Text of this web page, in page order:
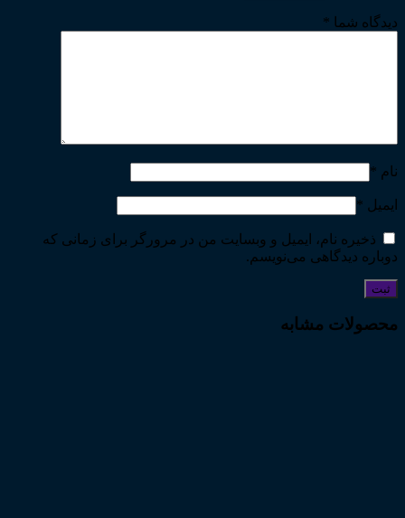
دیدگاه شما *
نام *
ایمیل *
ذخیره نام، ایمیل و وبسایت من در مرورگر برای زمانی که
دوباره دیدگاهی می‌نویسم.
محصولات مشابه